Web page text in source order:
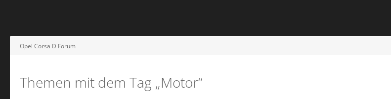
Opel Corsa D Forum
Themen mit dem Tag „Motor“